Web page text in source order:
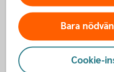
Skatteåterbäring –
på
Ska du få tillbaka på
Bara
Cookie-